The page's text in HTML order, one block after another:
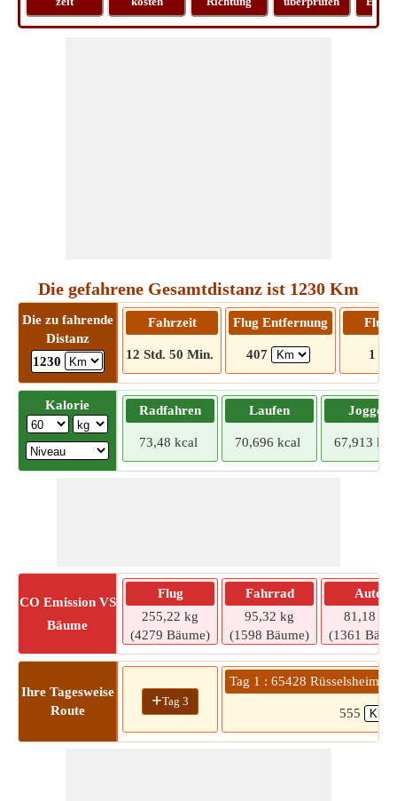
Die gefahrene Gesamtdistanz ist 1230 Km
Die zu fahrende
Distanz
1230
Fahrzeit
12 Std. 50 Min.
Flug Entfernung
407 1
Kalorie Radfahren
73,48 kcal
Laufen
70,696 kcal
Joggen
67,913
CO Emission VS
Bäume
Flug
255,22 kg
(4279 Bäume)
Fahrrad
95,32 kg
(1598 Bäume)
Auto
81,18 kg
(1361
Ihre Tagesweise
Route
+Tag 3
Tag 1 : 65428 Rüsselsheim
555